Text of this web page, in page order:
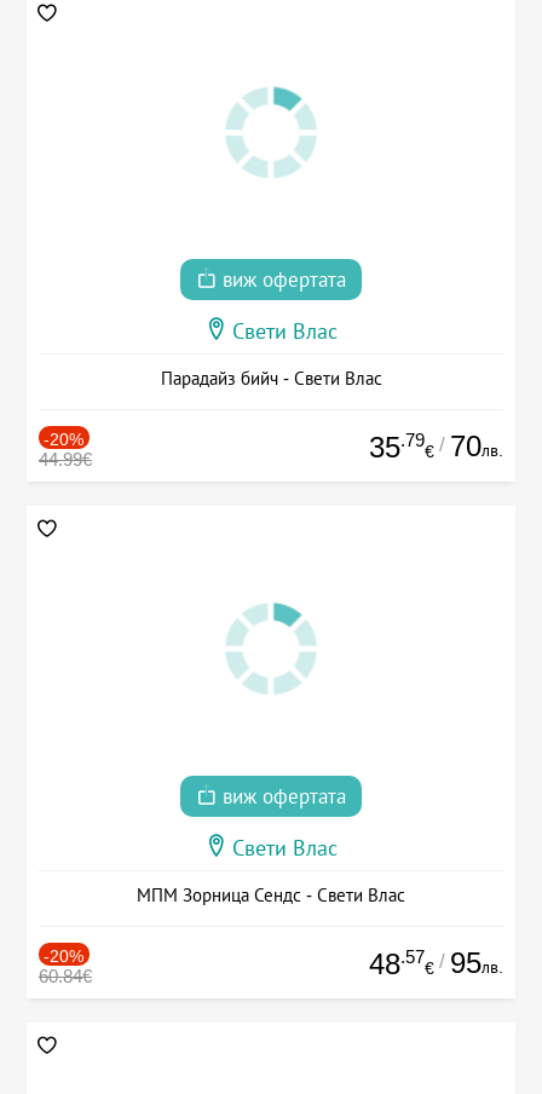
виж офертата
Свети Влас
Парадайз бийч - Свети Влас
-20%
44.99€ 35.79
€ / 70лв.
виж офертата
Свети Влас
МПМ Зорница Сендс - Свети Влас
-20%
60.84€ 48.57
€ / 95лв.